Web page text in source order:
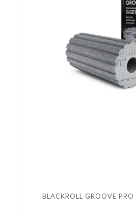
BLACKROLL GROOVE